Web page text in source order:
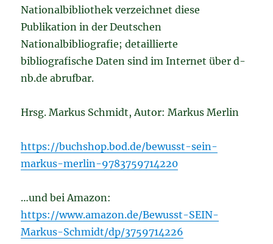
Nationalbibliothek verzeichnet diese
Publikation in der Deutschen
Nationalbibliografie; detaillierte
bibliografische Daten sind im Internet über d-
nb.de abrufbar.
Hrsg. Markus Schmidt, Autor: Markus Merlin
https://buchshop.bod.de/bewusst-sein-
markus-merlin-9783759714220
…und bei Amazon:
https://www.amazon.de/Bewusst-SEIN-
Markus-Schmidt/dp/3759714226